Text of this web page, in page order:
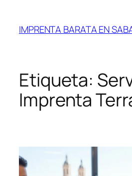
contenido
IMPRENTA BARATA EN
Etiqueta:
Imprenta